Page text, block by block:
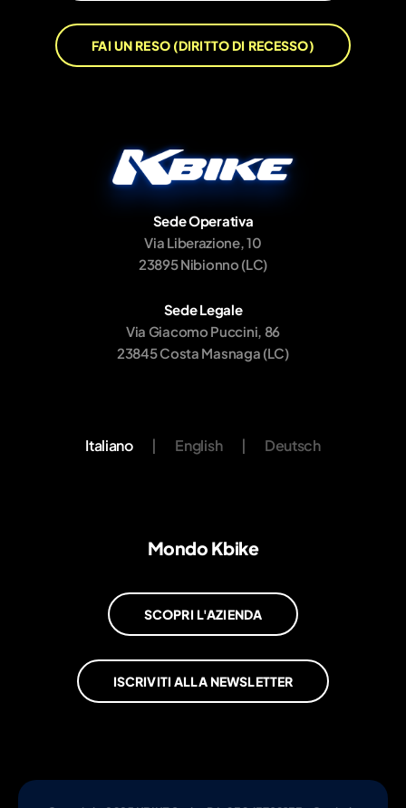
FAI UN RESO (DIRITTO DI RECESSO)
Sede Operativa
Via Liberazione, 10
23895 Nibionno (LC)
Sede Legale
Via Giacomo Puccini, 86
23845 Costa Masnaga (LC)
Italiano | English | Deutsch
Mondo Kbike
SCOPRI L'AZIENDA
ISCRIVITI ALLA NEWSLETTER